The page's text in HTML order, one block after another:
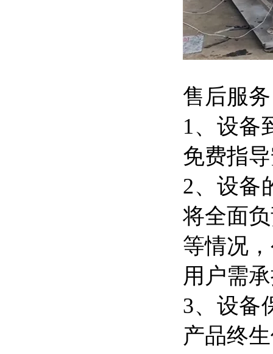
售后服
1、设备
免费指
2、设备
将全面
等情况
用户需
3、设备
产品终